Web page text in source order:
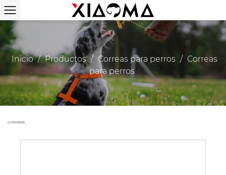
Inicio / Productos / Correas para perros / Correas
para perros
CATEGORIES